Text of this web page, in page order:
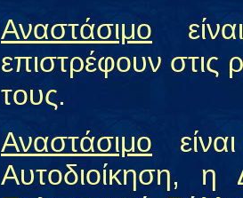
Αναστάσιμο
επιστρέφουν στις
τους.
Αναστάσιμο
Αυτοδιοίκηση, η